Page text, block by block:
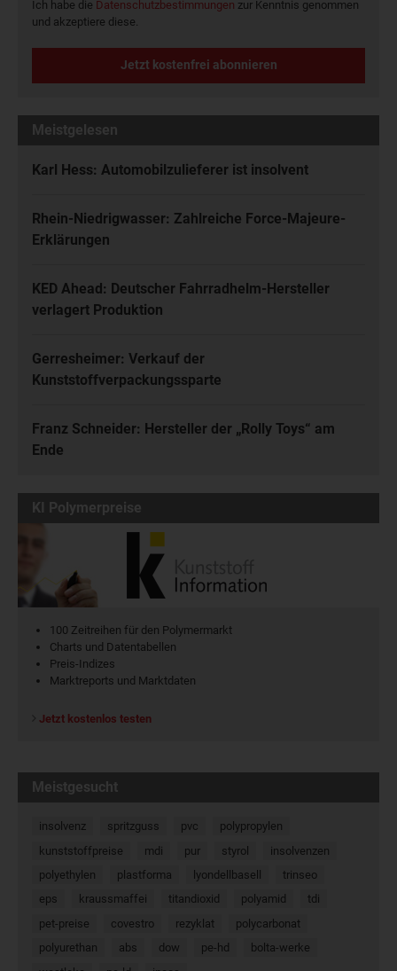
Ich habe die Datenschutzbestimmungen zur Kenntnis genommen
und akzeptiere diese.
Jetzt kostenfrei abonnieren
Meistgelesen
Karl Hess: Automobilzulieferer ist insolvent
Rhein-Niedrigwasser: Zahlreiche Force-Majeure-
Erklärungen
KED Ahead: Deutscher Fahrradhelm-Hersteller
verlagert Produktion
Gerresheimer: Verkauf der
Kunststoffverpackungssparte
Franz Schneider: Hersteller der „Rolly Toys“ am
Ende
KI Polymerpreise
100 Zeitreihen für den Polymermarkt
Charts und Datentabellen
Preis-Indizes
Marktreports und Marktdaten
Jetzt kostenlos testen
Meistgesucht
insolvenz spritzguss pvc
polypropylen
kunststoffpreise
mdi pur styrol
insolvenzen
polyethylen
plastforma lyondellbasell
trinseo
eps
kraussmaffei titandioxid polyamid
tdi
pet-preise
covestro rezyklat
polycarbonat
polyurethan
abs dow pe-hd
bolta-werke